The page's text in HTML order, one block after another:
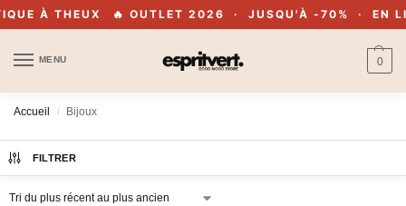
2026 · JUSQU'À -70% · EN LIGNE & EN BOUTIQUE
MENU 0
Accueil / Bijoux
FILTRER